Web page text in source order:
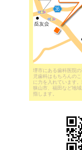
堺市にある歯科医院
児歯科はもちろんの
に力を入れています
狭山市、福田など地
指します。